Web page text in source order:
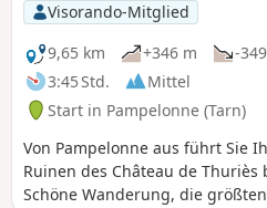
Visorando-Mitglied
9,65 km
+346 m
-
3:45 Std.
Mittel
Start in Pampelonne (Tarn)
Von Pampelonne aus führt Sie
Ruinen des Château de Thuriès
Schöne Wanderung, die